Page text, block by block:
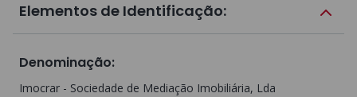
Elementos de Identificação:
Denominação:
Imocrar - Sociedade de Mediação Imobiliária, Lda